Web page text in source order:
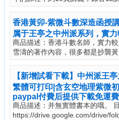
香港黃卯-紫微斗數深造函授
属于王亭之中州派系列，實
商品描述：香港斗數名師，實力
雪濤的著作內容，很多都是抄襲
【新增試看下載】中州派王
繁體可打印|含玄空地理紫微
paypal付費后提供下載免運
商品描述：并無實體書本的哦。
https://drive.google.com/drive/